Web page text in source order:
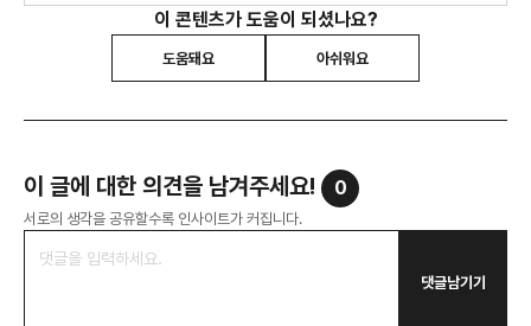
이 콘텐츠가 도움이 되셨나요?
도움돼요 아쉬워요
이 글에 대한 의견을 남겨주세요! 0
서로의 생각을 공유할수록 인사이트가 커집니다.
댓글남기기